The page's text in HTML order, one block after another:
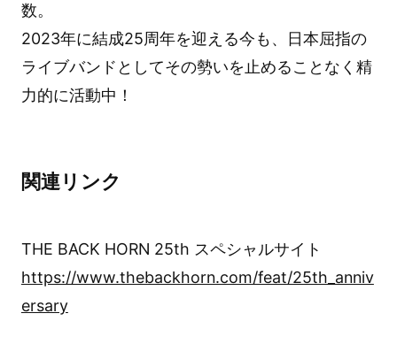
数。
2023年に結成25周年を迎える今も、日本屈指の
ライブバンドとしてその勢いを止めることなく精
力的に活動中！
関連リンク
THE BACK HORN 25th スペシャルサイト
https://www.thebackhorn.com/feat/25th_anniv
ersary